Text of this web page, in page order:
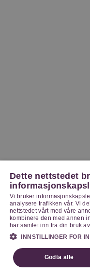
Dette nettstedet
Vi bruker
analysere trafikken vår. Vi
nettstedet vårt med våre
kombinere den med annen
har samlet inn fra din bruk
INNSTILLINGER FOR
Godta alle